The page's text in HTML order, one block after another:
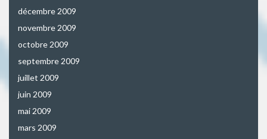
décembre 2009
novembre 2009
octobre 2009
septembre 2009
juillet 2009
juin 2009
mai 2009
mars 2009